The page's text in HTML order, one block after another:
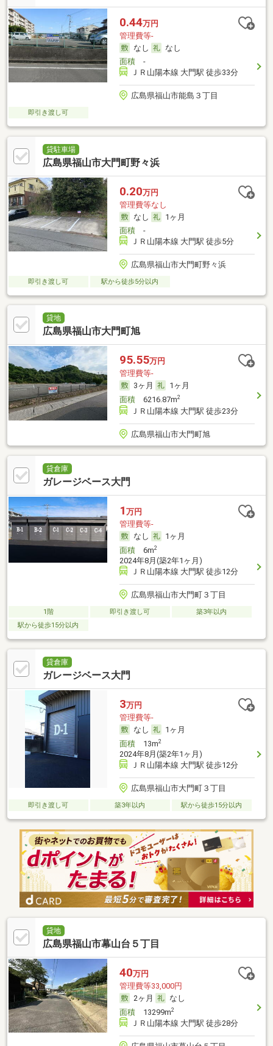
0.44万円
管理費等-
なし
なし
面積-
ＪＲ山陽本線 大門駅 徒歩33分
広島県福山市能島３丁目
即引き渡し可
貸駐車場
広島県福山市大門町野々浜
0.20万円
管理費等なし
なし
1ヶ月
面積-
ＪＲ山陽本線 大門駅 徒歩5分
広島県福山市大門町野々浜
即引き渡し可 駅から徒歩5分以内
貸地
広島県福山市大門町旭
95.55万円
管理費等-
3ヶ月
1ヶ月
面積6216.87m2
ＪＲ山陽本線 大門駅 徒歩23分
広島県福山市大門町旭
貸倉庫
ガレージベース大門
1 万円
管理費等-
なし
1ヶ月
面積6m2
2024年8月(築2年1ヶ月)
ＪＲ山陽本線 大門駅 徒歩12分
広島県福山市大門町３丁目
1階 即引き渡し可
築3年以内
駅から徒歩15分以内
貸倉庫
ガレージベース大門
3万円
管理費等-
なし
1ヶ月
面積13m2
2024年8月(築2年1ヶ月)
ＪＲ山陽本線 大門駅 徒歩12分
広島県福山市大門町３丁目
即引き渡し可 築3年以内 駅から徒歩15分以内
貸地
広島県福山市幕山台５丁目
40万円
管理費等33,000円
2ヶ月
なし
面積13299m2
ＪＲ山陽本線 大門駅 徒歩28分